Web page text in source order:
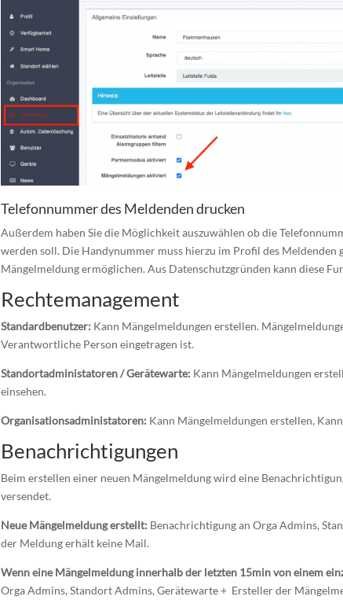
Telefonnummer des Meldenden drucken
Außerdem haben Sie die Möglichkeit auszuwählen ob die
werden soll. Die Handynummer muss hierzu im Profil des Meldenden
Mängelmeldung ermöglichen. Aus Datenschutzgründen kann diese
Rechtemanagement
Standardbenutzer: Kann Mängelmeldungen erstellen.
Verantwortliche Person eingetragen ist.
Standortadministatoren / Gerätewarte: Kann Mängelmeldungen
einsehen.
Organisationsadministatoren: Kann Mängelmeldungen erstellen,
Benachrichtigungen
Beim erstellen einer neuen Mängelmeldung wird eine
versendet.
Neue Mängelmeldung erstellt: Benachrichtigung an Orga Admins,
der Meldung erhält keine Mail.
Wenn eine Mängelmeldung innerhalb der letzten 15min von einem
Orga Admins, Standort Admins, Gerätewarte + Ersteller der